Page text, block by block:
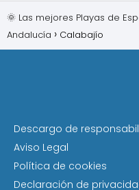
🌞 Las mejores Playas de
Andalucía
Calabajío
Descargo de
Aviso Legal
Política de cookies
Declaración de